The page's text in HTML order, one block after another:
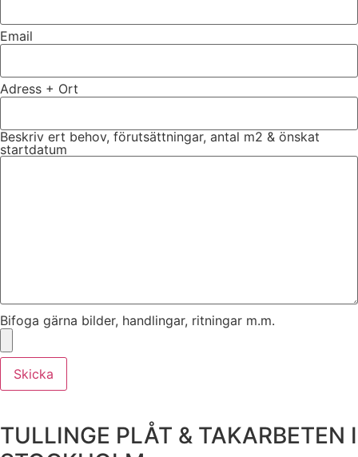
Email
Adress + Ort
Beskriv ert behov, förutsättningar, antal m2 & önskat
startdatum
Bifoga gärna bilder, handlingar, ritningar m.m.
Skicka
TULLINGE PLÅT & TAKARBETEN I